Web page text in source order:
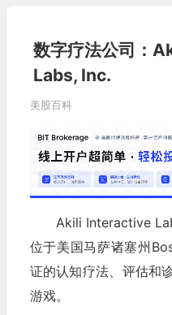
数字疗法公司：
Labs, Inc.
美股百科
Akili Interactive
位于美国马萨诸塞州
证的认知疗法、评估和
游戏。